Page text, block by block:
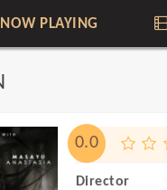
NOW PLAYING
0.0
Director